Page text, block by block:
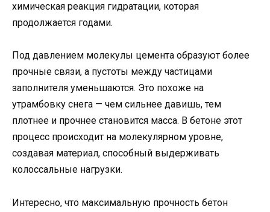
химическая реакция гидратации, которая
продолжается годами.
Под давлением молекулы цемента образуют более
прочные связи, а пустоты между частицами
заполнителя уменьшаются. Это похоже на
утрамбовку снега — чем сильнее давишь, тем
плотнее и прочнее становится масса. В бетоне этот
процесс происходит на молекулярном уровне,
создавая материал, способный выдерживать
колоссальные нагрузки.
Интересно, что максимальную прочность бетон